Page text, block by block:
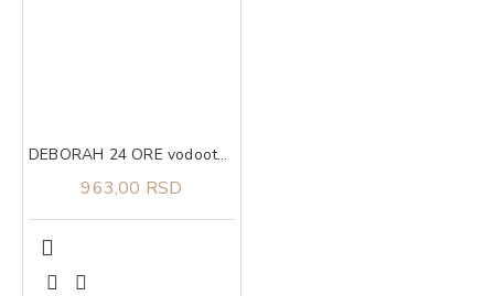
DEBORAH 24 ORE vodootporna olovka za oci 03
963,00 RSD